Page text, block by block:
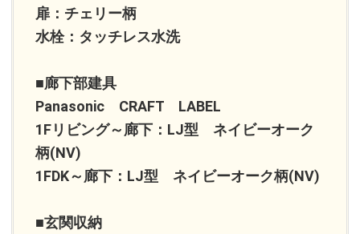
扉：チェリー柄
水栓：タッチレス水洗
■廊下部建具
Panasonic CRAFT LABEL
1Fリビング～廊下：LJ型 ネイビーオーク
柄(NV)
1FDK～廊下：LJ型 ネイビーオーク柄(NV)
■玄関収納